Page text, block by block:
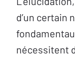
d’un certain
nécessitent